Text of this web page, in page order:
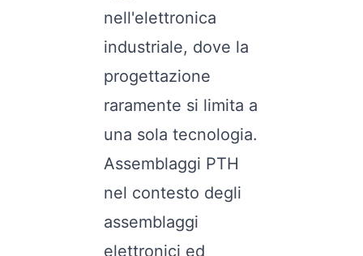
nell'elettronica
industriale, dove la
progettazione
raramente si limita a
una sola tecnologia.
Assemblaggi PTH
nel contesto degli
assemblaggi
elettronici ed